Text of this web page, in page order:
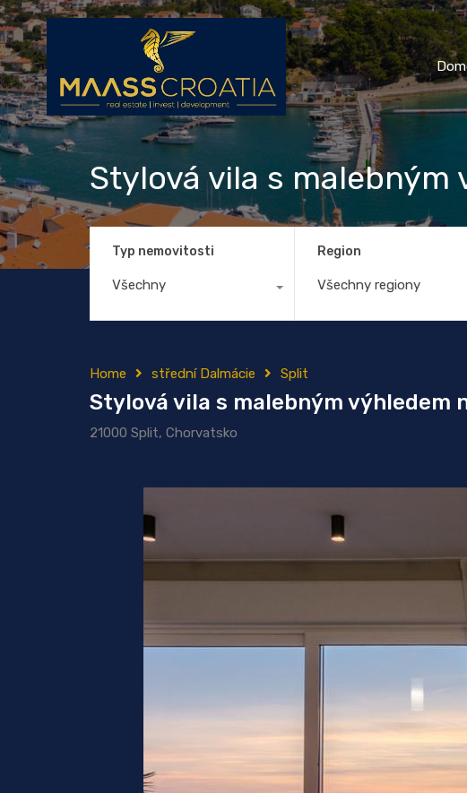
Stylová vila s malebným
Typ nemovitosti
Všechny
Region
Všechny regiony
Home střední Dalmácie Split
Stylová vila s malebným výhledem
21000 Split, Chorvatsko